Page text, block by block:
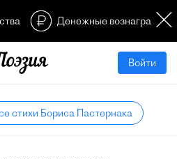
Денежные
Войти
стихи Бориса Пастернака